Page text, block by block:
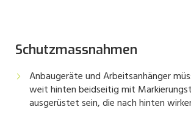
Schutzmassnahmen
Anbaugeräte und Arbeitsanhänger
weit hinten beidseitig mit
ausgerüstet sein, die nach hinten